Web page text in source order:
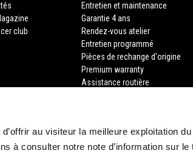
au visiteur la meilleure exploitation
à consulter notre note d’information sur le
club
Entretien et maintenance
Garantie 4 ans
Rendez-vous atelier
Entretien programmé
Pièces de rechange d'origine
Premium warranty
Assistance routière
Demande de documents